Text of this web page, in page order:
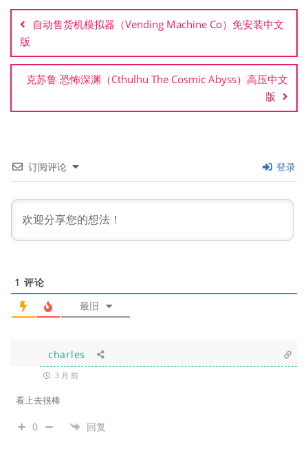
章
导
航
自动售货机模拟器（Vending Machine Co）免安装中文
版
克苏鲁 恐怖深渊（Cthulhu The Cosmic Abyss）高压中文
版
订阅评论 登录
1 评论
最旧
charles
3 月 前
看上去很棒
0 回复